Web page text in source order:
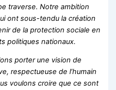
traverse. Notre ambition
ont sous-tendu la création
de la protection sociale en
politiques nationaux.
porter une vision de
respectueuse de l’humain
voulons croire que ce sont